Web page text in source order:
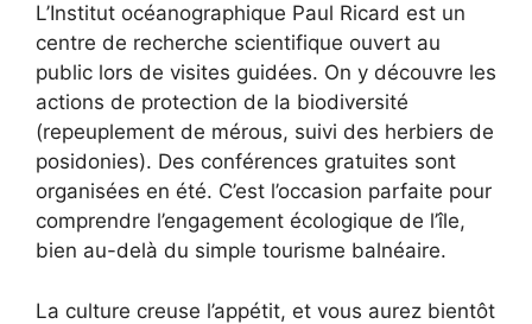
L’Institut océanographique Paul Ricard est un
centre de recherche scientifique ouvert au
public lors de visites guidées. On y découvre les
actions de protection de la biodiversité
(repeuplement de mérous, suivi des herbiers de
posidonies). Des conférences gratuites sont
organisées en été. C’est l’occasion parfaite pour
comprendre l’engagement écologique de l’île,
bien au-delà du simple tourisme balnéaire.
La culture creuse l’appétit, et vous aurez bientôt